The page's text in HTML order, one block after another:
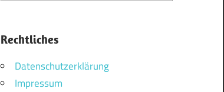
Rechtliches
Datenschutzerklärung
Impressum